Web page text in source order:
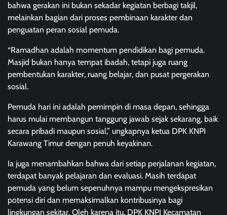
bahwa gerakan ini bukan sekadar kegiatan berbagi takjil,
melainkan bagian dari proses pembinaan karakter dan
penguatan peran sosial pemuda.
“Ramadhan adalah momentum pendidikan bagi pemuda.
Masjid bukan hanya tempat ibadah, tetapi juga ruang
pembentukan karakter, ruang belajar, dan pusat pergerakan
sosial.
Pemuda hari ini adalah pemimpin di masa depan, sehingga
harus mulai membangun tanggung jawab sejak sekarang, baik
secara pribadi maupun sosial,” ungkapnya ketua DPK KNPI
Karawang Timur dengan penuh keyakinan.
Ia juga menambahkan bahwa dari setiap perjalanan kegiatan,
terdapat banyak pelajaran dan evaluasi. Masih terdapat
pemuda yang belum sepenuhnya mampu mengekspresikan
potensi diri dan memaksimalkan kontribusinya bagi
lingkungan sekitar. Oleh karena itu, DPK KNPI Kecamatan